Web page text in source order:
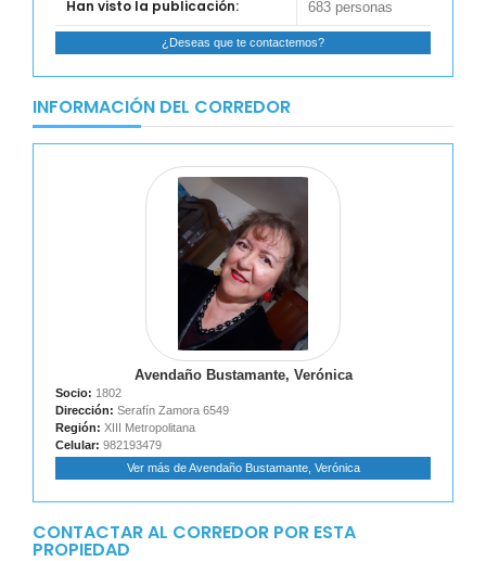
Han visto la publicación: 683 personas
¿Deseas que te contactemos?
INFORMACIÓN DEL CORREDOR
Avendaño Bustamante, Verónica
Socio: 1802
Dirección: Serafín Zamora 6549
Región: XIII Metropolitana
Celular: 982193479
Ver más de Avendaño Bustamante, Verónica
CONTACTAR AL CORREDOR POR ESTA
PROPIEDAD